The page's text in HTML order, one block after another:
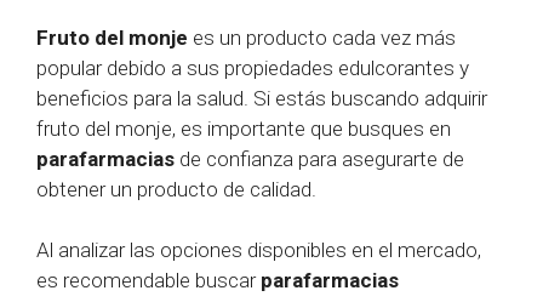
Fruto del monje es un producto cada vez más
popular debido a sus propiedades edulcorantes y
beneficios para la salud. Si estás buscando adquirir
fruto del monje, es importante que busques en
parafarmacias de confianza para asegurarte de
obtener un producto de calidad.
Al analizar las opciones disponibles en el mercado,
es recomendable buscar parafarmacias